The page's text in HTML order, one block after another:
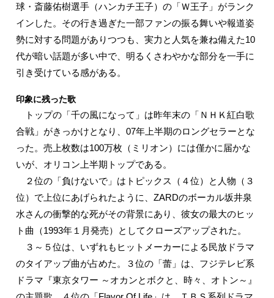
球・斎藤佑樹選手（ハンカチ王子）の「Ｗ王子」がランク
インした。その行き過ぎた一部ファンの振る舞いや報道姿
勢に対する問題がありつつも、実力と人気を兼ね備えた10
代が暗い話題が多い中で、明るくさわやかな部分を一手に
引き受けている感がある。
印象に残った歌
トップの「千の風になって」は昨年末の「ＮＨＫ紅白歌
合戦」がきっかけとなり、07年上半期のロングセラーとな
った。売上枚数は100万枚（ミリオン）には僅かに届かな
いが、オリコン上半期トップである。
２位の「負けないで」はトピックス（４位）と人物（３
位）で上位にあげられたように、ZARDのボーカル坂井泉
水さんの衝撃的な死がその背景にあり、彼女の最大のヒッ
ト曲（1993年１月発売）としてクローズアップされた。
３～５位は、いずれもヒットメーカーによる民放ドラマ
のタイアップ曲が占めた。３位の「蕾」は、フジテレビ系
ドラマ『東京タワー ～オカンとボクと、時々、オトン～』